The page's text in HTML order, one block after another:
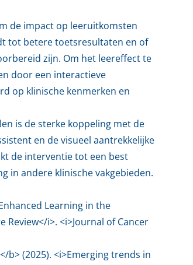
de impact op leeruitkomsten
tot betere toetsresultaten en of
zijn. Om het leereffect te
door een interactieve
op klinische kenmerken en
is de sterke koppeling met de
en de visueel aantrekkelijke
de interventie tot een best
in andere klinische vakgebieden.
Learning in the
i>. <i>Journal of Cancer
b> (2025). <i>Emerging trends in